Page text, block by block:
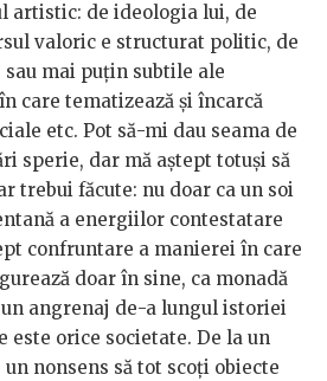
artistic: de ideologia lui, de
valoric e structurat politic, de
mai puțin subtile ale
care tematizează și încarcă
etc. Pot să-mi dau seama de
sperie, dar mă aștept totuși să
trebui făcute: nu doar ca un soi
a energiilor contestatare
confruntare a manierei în care
doar în sine, ca monadă
angrenaj de-a lungul istoriei
este orice societate. De la un
nonsens să tot scoți obiecte